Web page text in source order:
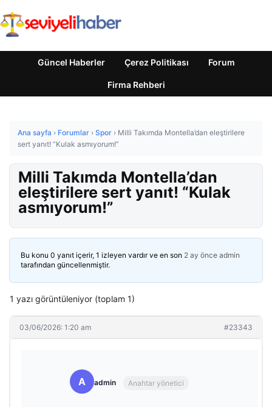
Güncel Haberler Çerez Politikası Forum
Firma Rehberi
Ana sayfa › Forumlar › Spor › Milli Takımda Montella’dan eleştirilere
sert yanıt! “Kulak asmıyorum!”
Milli Takımda Montella’dan
eleştirilere sert yanıt! “Kulak
asmıyorum!”
Bu konu 0 yanıt içerir, 1 izleyen vardır ve en son 2 ay önce admin
tarafından güncellenmiştir.
1 yazı görüntüleniyor (toplam 1)
03/06/2026: 1:20 am #23343
A admin Anahtar yönetici